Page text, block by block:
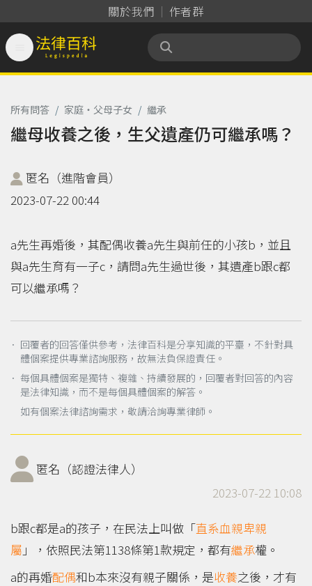
關於我們 作者群
法律百科 Legispedia
所有問答 / 家庭‧父母子女 / 繼承
繼母收養之後，生父遺產仍可繼承嗎？
匿名（進階會員）
2023-07-22 00:44
a先生再婚後，其配偶收養a先生與前任的小孩b，並且
與a先生育有一子c，請問a先生過世後，其遺產b跟c都
可以繼承嗎？
． 回覆者的回答僅供參考，法律百科是分享知識的平臺，不針對具
體個案提供專業諮詢服務，故無法負保證責任。
． 每個具體個案是獨特、複雜、持續發展的，回覆者對回答的內容
是法律知識，而不是每個具體個案的解答。
如有個案法律諮詢需求，敬請洽詢專業律師。
匿名（認證法律人）
2023-07-22 10:08
b跟c都是a的孩子，在民法上叫做「直系血親卑親
屬 」，依照民法第1138條第1款規定，都有繼承權。
a的再婚配偶和b本來沒有親子關係，是收養之後，才有